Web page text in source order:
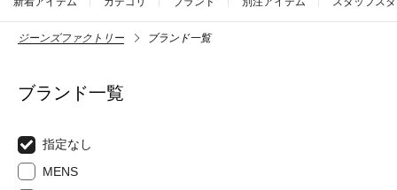
ジーンズファクトリー ブランド一覧
ブランド一覧
指定なし
MENS